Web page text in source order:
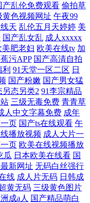
产乱伦免费观看 偷拍草
黄色视频网址 午夜99
天 乱伦五月天婷婷 美
国产乱女乱 成人xxxxx
美肥老妇 欧美在线tv 加
污APP 国产高清自拍
91天堂一区二区 日
国产粉嫩 国产男女猛
另态另类2 91李宗精品
三级无毒免费 青青草
人中文字幕免费 成年
页 国产ts在线观看 午
播放视频 成人大片一
页 欧美在线视频播放
瓜 日本欧美在线看 国
新网址 无码白丝强行
线 成人片无码 日韩成
黄无码 三级黄色图片
成a人 国产精品萌白